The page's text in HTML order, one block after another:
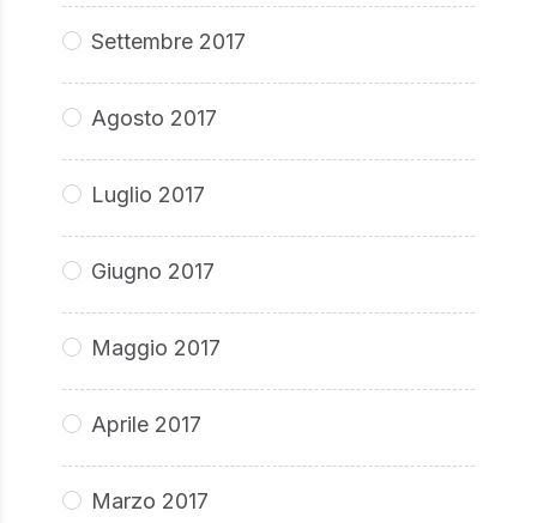
Settembre 2017
Agosto 2017
Luglio 2017
Giugno 2017
Maggio 2017
Aprile 2017
Marzo 2017